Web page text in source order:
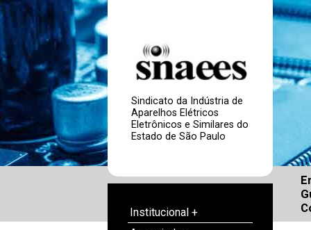
Sindicato da Indústria de
Aparelhos Elétricos
Eletrônicos e Similares do
Estado de São Paulo
Institucional +